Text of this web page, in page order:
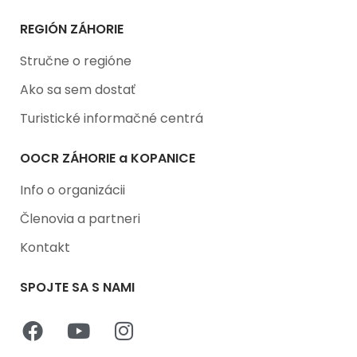
REGIÓN ZÁHORIE
Stručne o regióne
Ako sa sem dostať
Turistické informačné centrá
OOCR ZÁHORIE a KOPANICE
Info o organizácii
Členovia a partneri
Kontakt
SPOJTE SA S NAMI